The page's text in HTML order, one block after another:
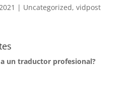
| Uncategorized, vidpost
un traductor profesional?